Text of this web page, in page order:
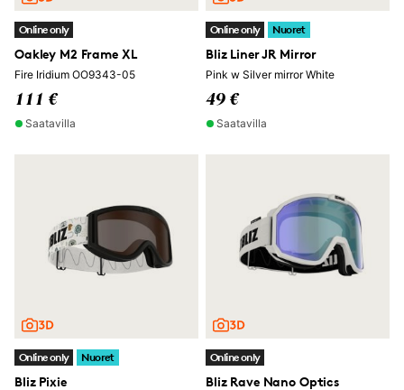
Online only
Oakley M2 Frame XL
Fire Iridium OO9343-05
111 €
Saatavilla
Online only Nuoret
Bliz Liner JR Mirror
Pink w Silver mirror White
49 €
Saatavilla
Online only Nuoret
Bliz Pixie
Online only
Bliz Rave Nano Optics